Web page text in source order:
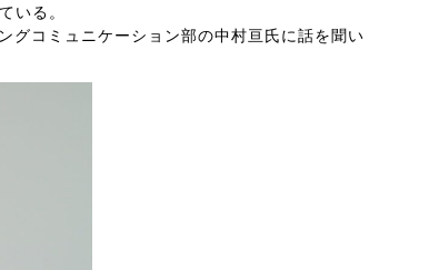
いる。
グコミュニケーション部の中村亘氏に話を聞い